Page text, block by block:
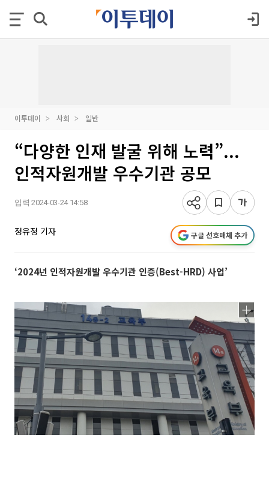
이투데이 사회 일반
“다양한 인재 발굴 위해 노력”...
인적자원개발 우수기관 공모
입력 2024-03-24 14:58
정유정 기자 구글 선호매체 추가
‘2024년 인적자원개발 우수기관 인증(Best-HRD) 사업’